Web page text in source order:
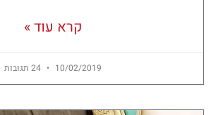
קרא עוד »
10/02/2019